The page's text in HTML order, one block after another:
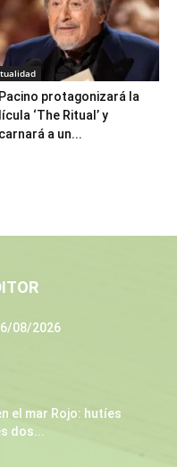
protagonizará la
‘The Ritual’ y
a un...
08/2026
el mar Rojo: hutíes
dos...